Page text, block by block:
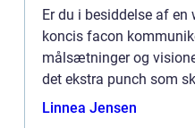
Er du i besiddelse af
koncis facon
målsætninger og
det ekstra punch som
finde dig en dygtig f...
Linnea Jensen